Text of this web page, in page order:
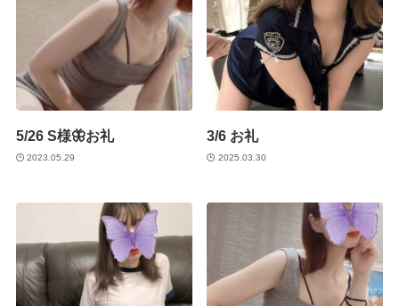
5/26 S様🦋お礼
2023.05.29
3/6 お礼
2025.03.30